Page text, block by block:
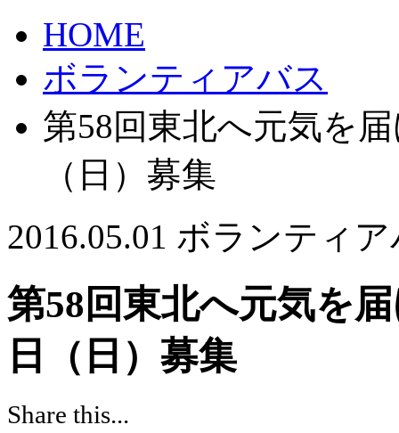
HOME
ボランティアバス
第58回東北へ元気を
（日）募集
2016.05.01 ボランティア
第58回東北へ元気を
日（日）募集
Share this...